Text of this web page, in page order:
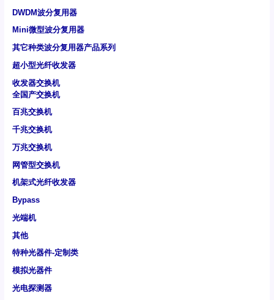
DWDM波分复用器
Mini微型波分复用器
其它种类波分复用器产品系列
超小型光纤收发器
收发器交换机
全国产交换机
百兆交换机
千兆交换机
万兆交换机
网管型交换机
机架式光纤收发器
Bypass
光端机
其他
特种光器件-定制类
模拟光器件
光电探测器